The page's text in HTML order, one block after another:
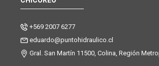
+569 2007 6277
eduardo@puntohidraulico.cl
Gral. San Martín 11500, Colina, Región